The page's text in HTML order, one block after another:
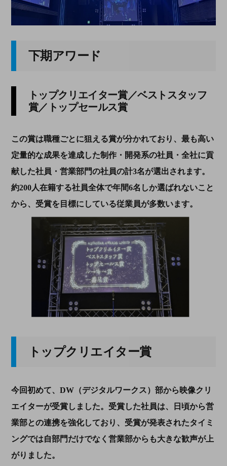
下期アワード
トップクリエイター賞／ベストスタッフ
賞／トップセールス賞
この賞は職種ごとに狙える賞が分かれており、最も高い
定量的な成果を達成した制作・開発系の社員・全社に貢
献した社員・営業部門の社員の計3名が選出されます。
約200人在籍する社員全体で年間6名しか選ばれないこと
から、受賞を目標にしている従業員が多数います。
トップクリエイター賞
今回初めて、DW（デジタルワークス）部から映像クリ
エイターが受賞しました。受賞した社員は、日頃から営
業部との連携を強化しており、受賞が発表されたタイミ
ングでは自部門だけでなく営業部からも大きな歓声が上
がりました。